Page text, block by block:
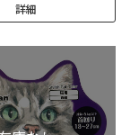
詳細